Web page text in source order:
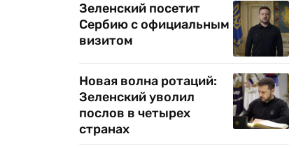
Зеленский посетит
Сербию с официальным
визитом
Новая волна ротаций:
Зеленский уволил
послов в четырех
странах